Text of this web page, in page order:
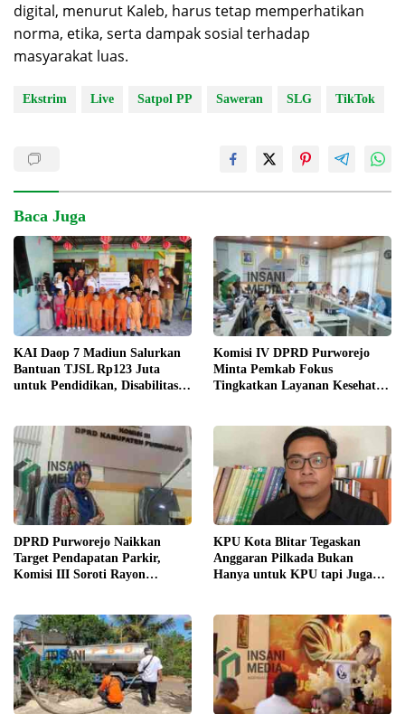
digital, menurut Kaleb, harus tetap memperhatikan
norma, etika, serta dampak sosial terhadap
masyarakat luas.
Ekstrim Live Satpol PP Saweran SLG TikTok
Baca Juga
KAI Daop 7 Madiun Salurkan
Bantuan TJSL Rp123 Juta
untuk Pendidikan, Disabilitas,
Komisi IV DPRD Purworejo
Minta Pemkab Fokus
Tingkatkan Layanan Kesehatan
DPRD Purworejo Naikkan
Target Pendapatan Parkir,
Komisi III Soroti Rayon
KPU Kota Blitar Tegaskan
Anggaran Pilkada Bukan
Hanya untuk KPU tapi Juga